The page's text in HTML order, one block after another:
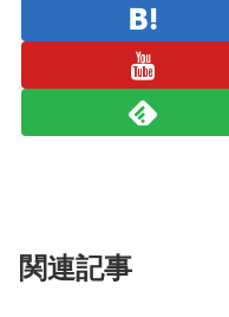
関連記事